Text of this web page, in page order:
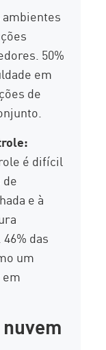
ambientes
50%
em
de
é difícil
e à
das
um